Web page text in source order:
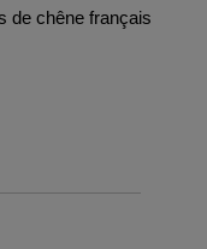
de chêne français